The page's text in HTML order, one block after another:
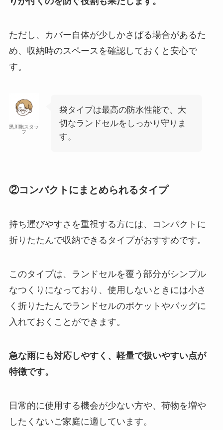
ただし、カバー自体が少しかさばる場合があるた
め、収納時のスペースを確認しておくと安心で
す。
黒川鞄スタッ
フ
袋タイプは最高の防水性能で、大
切なランドセルをしっかり守りま
す。
②コンパクトにまとめられるタイプ
持ち運びやすさを重視する方には、コンパクトに
折りたたんで収納できるタイプがおすすめです。
このタイプは、ランドセルを覆う部分がシンプル
なつくりになっており、使用しないときには小さ
く折りたたんでランドセルのポケットやバッグに
入れておくことができます。
急な雨にも対応しやすく、軽量で扱いやすい点が
特徴です。
日常的に使用する機会が少ない方や、荷物を増や
したくないご家庭に適しています。